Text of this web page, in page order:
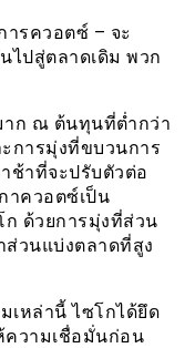
รควอตซ์ – จะ
ไปสู่ตลาดเดิม พวก
าก ณ ต้นทุนที่ต่ำกว่า
การมุ่งที่ขบวนการ
ช้าที่จะปรับตัวต่อ
าควอตซ์เป็น
ก ด้วยการมุ่งที่ส่วน
ส่วนแบ่งตลาดที่สูง
เหล่านี้ ไซโกได้ยึด
ความเชื่อมั่นก่อน